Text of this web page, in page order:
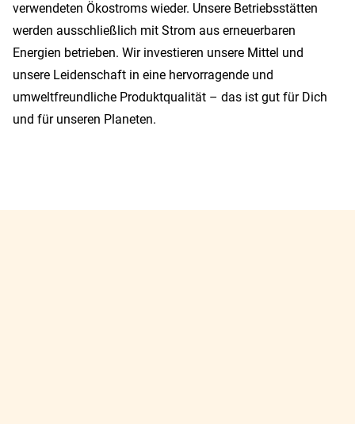
verwendeten Ökostroms wieder. Unsere Betriebsstätten
werden ausschließlich mit Strom aus erneuerbaren
Energien betrieben. Wir investieren unsere Mittel und
unsere Leidenschaft in eine hervorragende und
umweltfreundliche Produktqualität – das ist gut für Dich
und für unseren Planeten.